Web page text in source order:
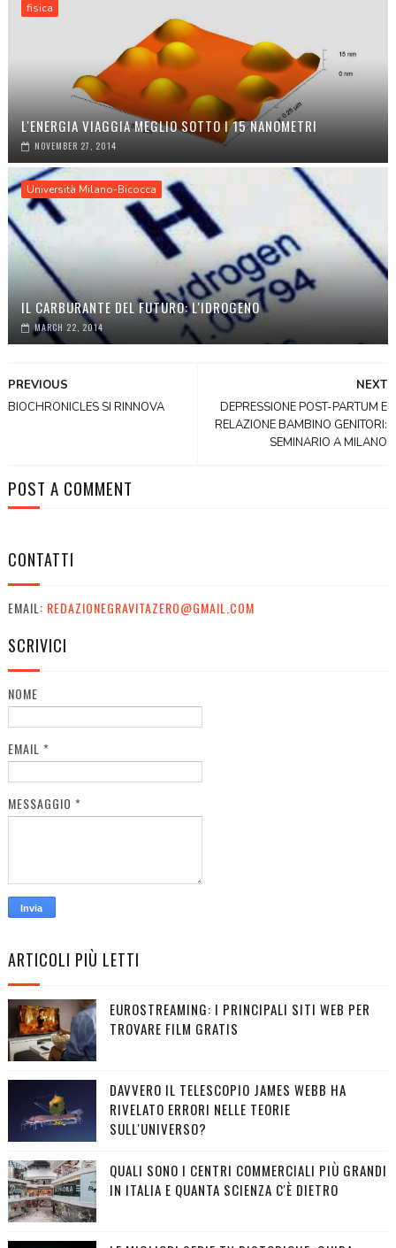
fisica
L'ENERGIA VIAGGIA MEGLIO SOTTO I 15 NANOMETRI
NOVEMBER 27, 2014
Università Milano-Bicocca
IL CARBURANTE DEL FUTURO: L'IDROGENO
MARCH 22, 2014
NEXT
DEPRESSIONE POST-PARTUM E
RELAZIONE BAMBINO GENITORI:
SEMINARIO A MILANO
PREVIOUS
BIOCHRONICLES SI RINNOVA
POST A COMMENT
CONTATTI
EMAIL: REDAZIONEGRAVITAZERO@GMAIL.COM
SCRIVICI
NOME
EMAIL *
MESSAGGIO *
ARTICOLI PIÙ LETTI
EUROSTREAMING: I PRINCIPALI SITI WEB PER
TROVARE FILM GRATIS
DAVVERO IL TELESCOPIO JAMES WEBB HA
RIVELATO ERRORI NELLE TEORIE
SULL'UNIVERSO?
QUALI SONO I CENTRI COMMERCIALI PIÙ GRANDI
IN ITALIA E QUANTA SCIENZA C'È DIETRO